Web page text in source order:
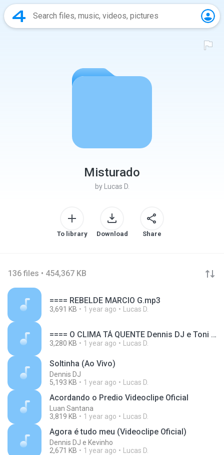
Misturado
by Lucas D.
To library Download Share
136 files • 454,367 KB
==== REBELDE MARCIO G.mp3
3,691 KB 1 year ago Lucas D.
==== O CLIMA TÁ QUENTE Dennis DJ e Toni Garrido.mp3
3,280 KB 1 year ago Lucas D.
Soltinha (Ao Vivo)
Dennis DJ
5,193 KB
1 year ago Lucas D.
Acordando o Predio Videoclipe Oficial
Luan Santana
3,819 KB
1 year ago Lucas D.
Agora é tudo meu (Videoclipe Oficial)
Dennis DJ e Kevinho
2,671 KB
1 year ago Lucas D.